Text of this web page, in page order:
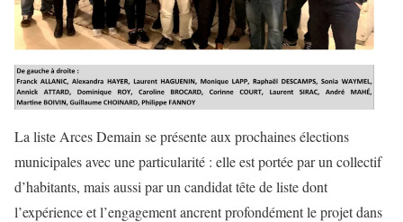
La liste Arces Demain se présente aux prochaines élections
municipales avec une particularité : elle est portée par un collectif
d’habitants, mais aussi par un candidat tête de liste dont
l’expérience et l’engagement ancrent profondément le projet dans